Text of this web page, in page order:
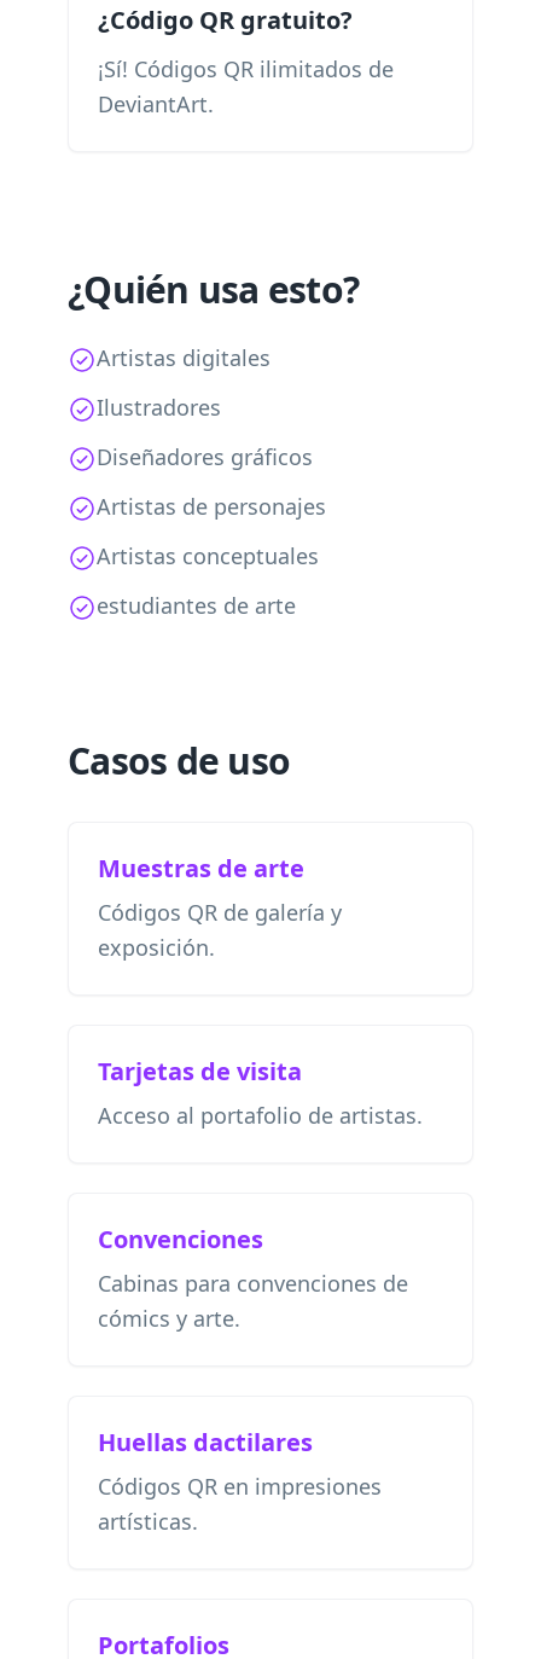
¿Código QR gratuito?
¡Sí! Códigos QR ilimitados de
DeviantArt.
¿Quién usa esto?
Artistas digitales
Ilustradores
Diseñadores gráficos
Artistas de personajes
Artistas conceptuales
estudiantes de arte
Casos de uso
Muestras de arte
Códigos QR de galería y
exposición.
Tarjetas de visita
Acceso al portafolio de artistas.
Convenciones
Cabinas para convenciones de
cómics y arte.
Huellas dactilares
Códigos QR en impresiones
artísticas.
Portafolios